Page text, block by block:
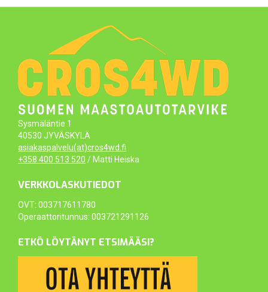
Sysmäläntie 1
40530 JYVÄSKYLÄ
asiakaspalvelu(at)cros4wd.fi
+358 400 513 520 / Matti Heiska
VERKKOLASKUTIEDOT
OVT: 003717611780
Operaattoritunnus: 003721291126
ETKÖ LÖYTÄNYT ETSIMÄÄSI?